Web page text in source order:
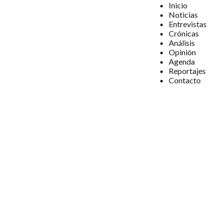
Inicio
Noticias
Entrevistas
Crónicas
Análisis
Opinión
Agenda
Reportajes
Contacto